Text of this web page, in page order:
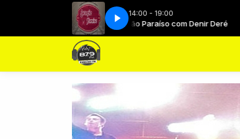
14:00 - 19:00
Estação Paraíso com Denir Deré